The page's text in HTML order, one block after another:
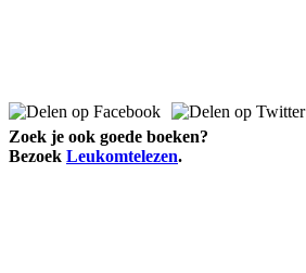
Zoek je ook goede boeken?
Bezoek Leukomtelezen.